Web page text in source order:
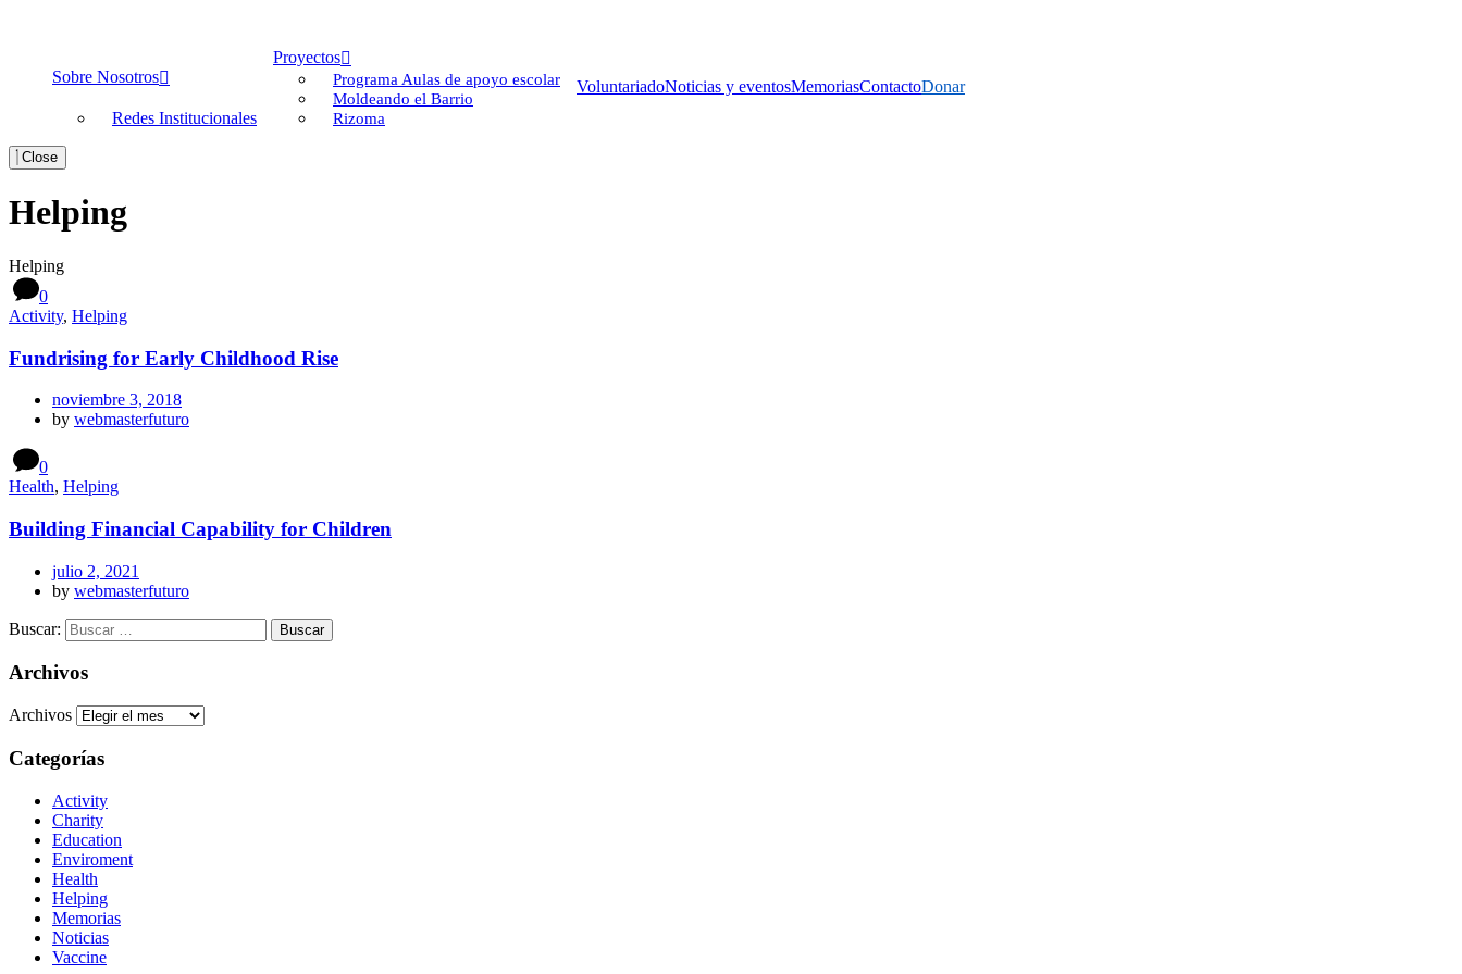
Sobre Nosotros
Redes Institucionales
Proyectos
Programa Aulas de apoyo escolar
Moldeando el Barrio
Rizoma
VoluntariadoNoticias y eventosMemoriasContactoDonar
Close
Helping
Helping
0
Activity, Helping
Fundrising for Early Childhood Rise
noviembre 3, 2018
by webmasterfuturo
0
Health, Helping
Building Financial Capability for Children
julio 2, 2021
by webmasterfuturo
Buscar:
Archivos
Archivos
Categorías
Activity
Charity
Education
Enviroment
Health
Helping
Memorias
Noticias
Vaccine